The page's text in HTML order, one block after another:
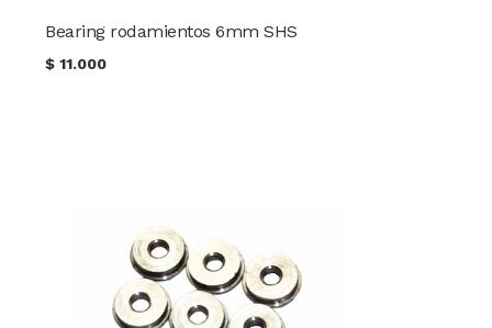
Bearing rodamientos 6mm SHS
$11.000